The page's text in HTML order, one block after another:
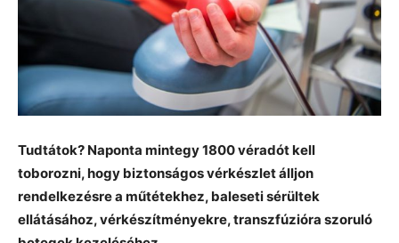
Tudtátok? Naponta mintegy 1800 véradót kell
toborozni, hogy biztonságos vérkészlet álljon
rendelkezésre a műtétekhez, baleseti sérültek
ellátásához, vérkészítményekre, transzfúzióra szoruló